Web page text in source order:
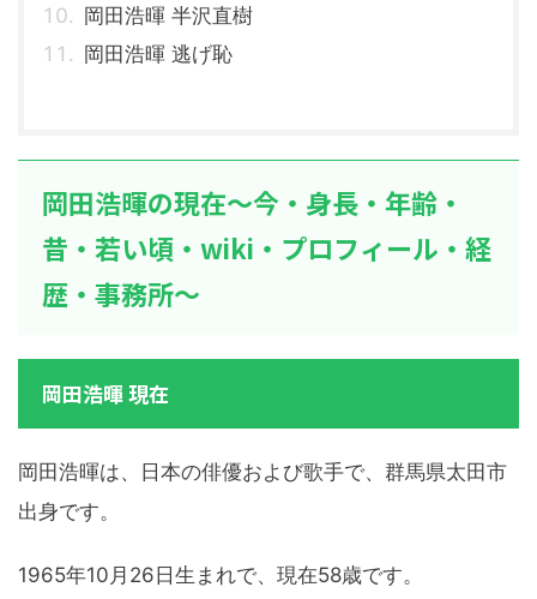
岡田浩暉 半沢直樹
岡田浩暉 逃げ恥
岡田浩暉の現在～今・身長・年齢・
昔・若い頃・wiki・プロフィール・経
歴・事務所～
岡田浩暉 現在
岡田浩暉は、日本の俳優および歌手で、群馬県太田市
出身です。
1965年10月26日生まれで、現在58歳です。